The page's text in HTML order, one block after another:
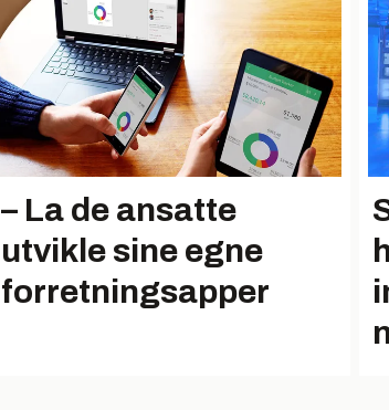
– La de ansatte
utvikle sine egne
forretningsapper